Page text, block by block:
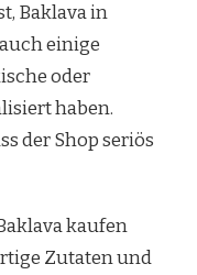
Baklava in
einige
oder
haben.
der Shop seriös
kaufen
Zutaten und